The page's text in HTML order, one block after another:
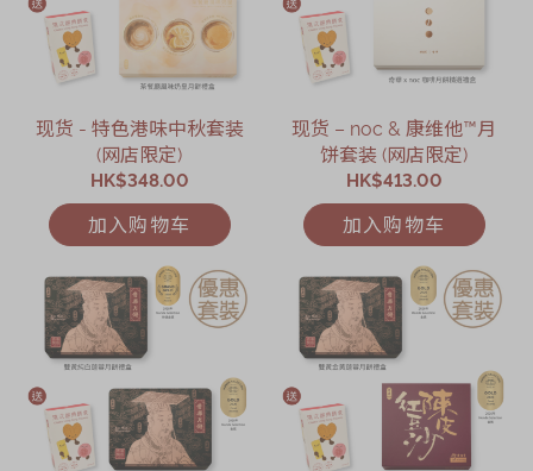
现货 - 特色港味中秋套装
(网店限定)
HK$348.00
加入购物车
现货 – noc & 康维他™月
饼套装 (网店限定)
HK$413.00
加入购物车